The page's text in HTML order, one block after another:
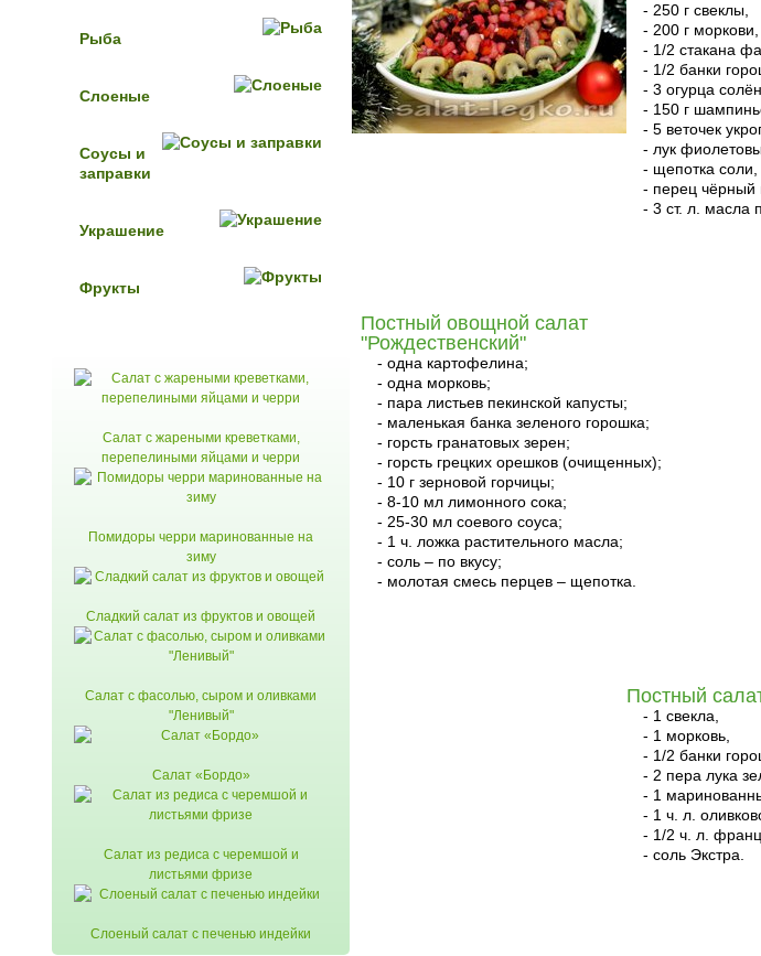
- 250 г свеклы,
- 200 г моркови,
- 1/2 стакана
- 1/2 банки
- 3 огурца
- 150 г
- 5 веточек
- лук
- щепотка соли,
- перец чёрный
- 3 ст. л. масла
Постный овощной салат
"Рождественский"
- одна картофелина;
- одна морковь;
- пара листьев пекинской капусты;
- маленькая банка зеленого горошка;
- горсть гранатовых зерен;
- горсть грецких орешков (очищенных);
- 10 г зерновой горчицы;
- 8-10 мл лимонного сока;
- 25-30 мл соевого соуса;
- 1 ч. ложка растительного масла;
- соль – по вкусу;
- молотая смесь перцев – щепотка.
Постный
- 1 свекла,
- 1 морковь,
- 1/2 банки
- 2 пера лука
- 1
- 1 ч. л.
- 1/2 ч. л.
- соль Экстра.
Рыба
Слоеные
Соусы и
заправки
Украшение
Фрукты
Салат с жареными креветками,
перепелиными яйцами и черри
Помидоры черри маринованные на
зиму
Сладкий салат из фруктов и овощей
Салат с фасолью, сыром и оливками
"Ленивый"
Салат «Бордо»
Салат из редиса с черемшой и
листьями фризе
Слоеный салат с печенью индейки